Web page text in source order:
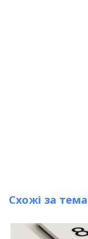
Схожі за